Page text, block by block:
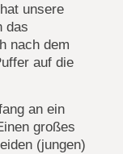
unsere
das
nach dem
auf die
an ein
großes
(jungen)